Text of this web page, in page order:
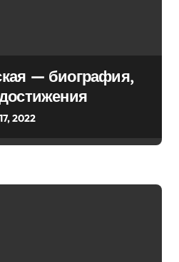
— биография,
2022